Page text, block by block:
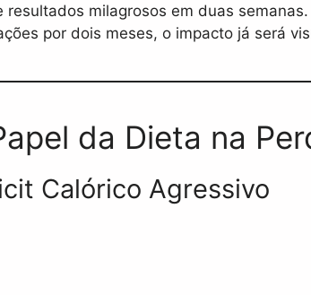
resultados milagrosos em duas
por dois meses, o impacto já será
da Dieta na
Calórico Agressivo